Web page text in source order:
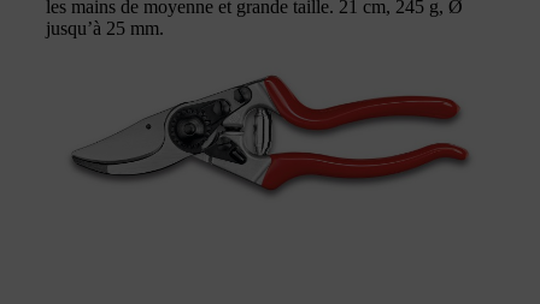
les mains de moyenne et grande taille. 21 cm, 245 g, Ø
jusqu’à 25 mm.